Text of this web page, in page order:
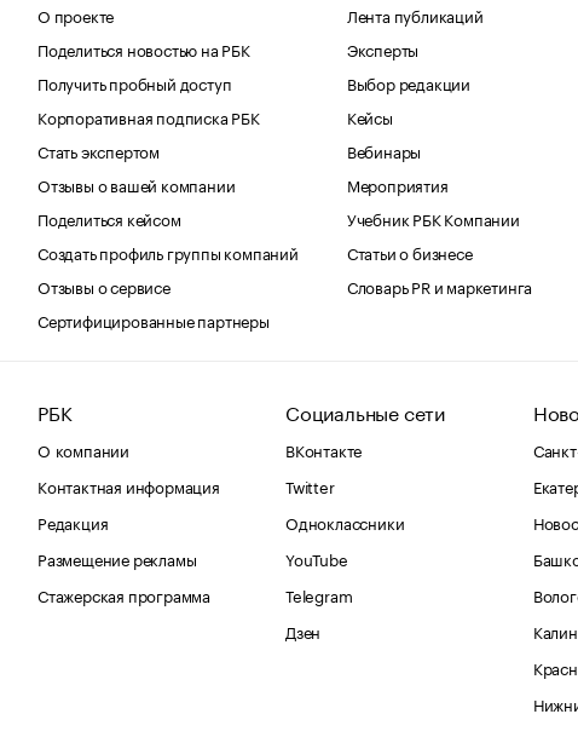
О проекте
Поделиться новостью на РБК
Получить пробный доступ
Корпоративная подписка РБК
Стать экспертом
Отзывы о вашей компании
Поделиться кейсом
Создать профиль группы компаний
Отзывы о сервисе
Сертифицированные партнеры
Лента публикаций
Эксперты
Выбор редакции
Кейсы
Вебинары
Мероприятия
Учебник РБК Компании
Статьи о бизнесе
Словарь PR и маркетинга
РБК
О компании
Контактная информация
Редакция
Размещение рекламы
Стажерская программа
Социальные сети
ВКонтакте
Twitter
Одноклассники
YouTube
Telegram
Дзен